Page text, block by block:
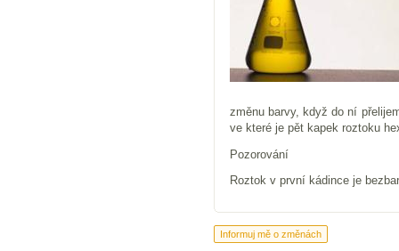
změnu barvy, když do ní
ve které je pět kapek roztoku
Pozorování
Roztok v první kádince je